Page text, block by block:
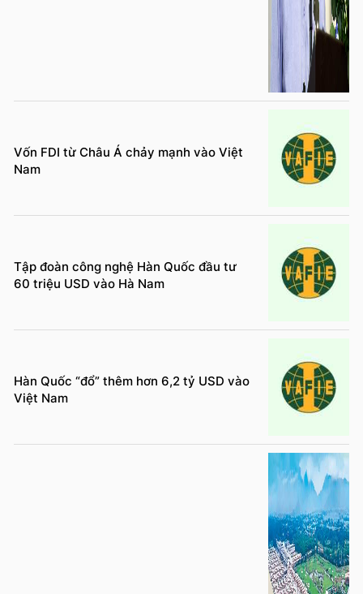
Vốn FDI từ Châu Á chảy mạnh vào Việt
Nam
Tập đoàn công nghệ Hàn Quốc đầu tư
60 triệu USD vào Hà Nam
Hàn Quốc “đổ” thêm hơn 6,2 tỷ USD vào
Việt Nam